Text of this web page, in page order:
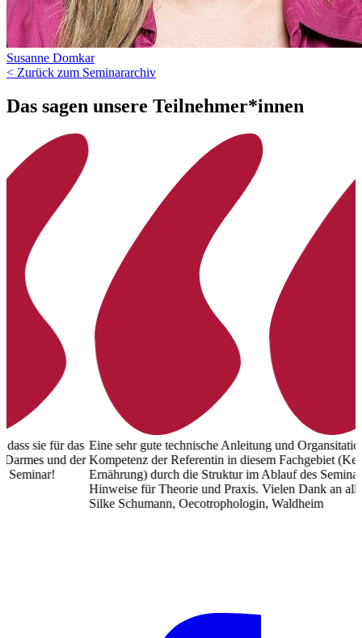
Susanne Domkar
< Zurück zum Seminararchiv
Das sagen unsere Teilnehmer*innen
Eine sehr gute technische Anleitung und Organsitation. Am spürt die
Kompetenz der Referentin in diesem Fachgebiet (Ketogene
Ernährung) durch die Struktur im Ablauf des Seminars. Sehr gute
Hinweise für Theorie und Praxis. Vielen Dank an alle Beteiligten!
Silke Schumann, Oecotrophologin, Waldheim